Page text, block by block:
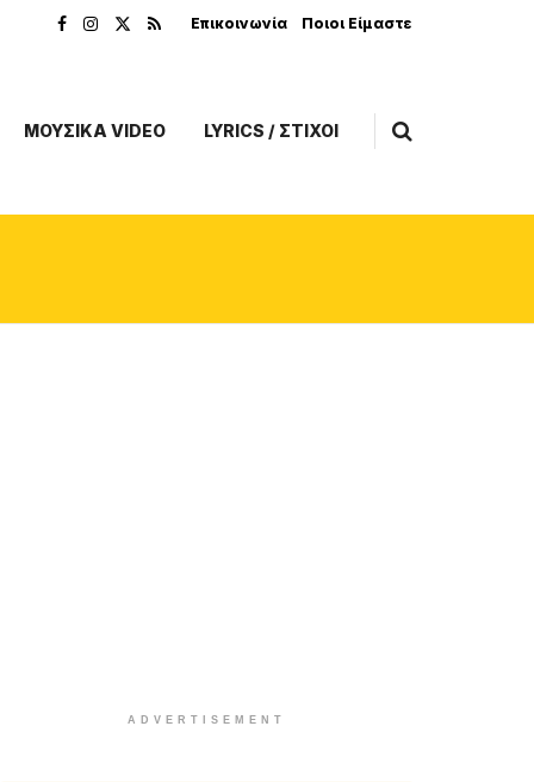
Επικοινωνία Ποιοι Είμαστε
ΜΟΥΣΙΚΑ VIDEO LYRICS / ΣΤΙΧΟΙ
ADVERTISEMENT